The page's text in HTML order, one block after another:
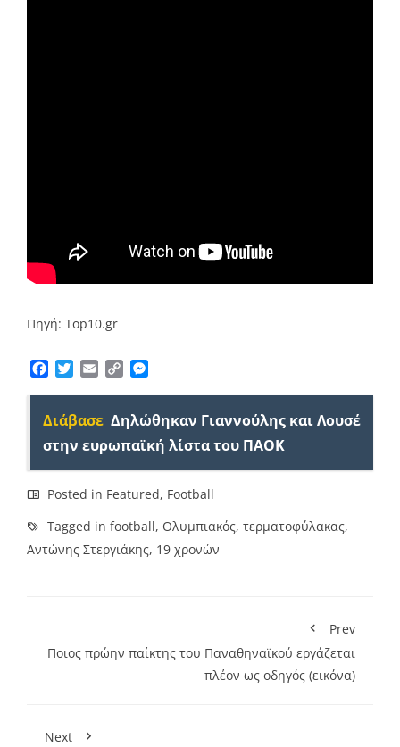
Πηγή: Top10.gr
Facebook
TwitterEmailCopy
Διάβασε Δηλώθηκαν Γιαννούλης και Λουσέ
στην ευρωπαϊκή λίστα του ΠΑΟΚ
Posted in Featured, Football
Tagged in football, Ολυμπιακός, τερματοφύλακας,
Αντώνης Στεργιάκης, 19 χρονών
Prev
Ποιος πρώην παίκτης του Παναθηναϊκού εργάζεται
πλέον ως οδηγός (εικόνα)
Next